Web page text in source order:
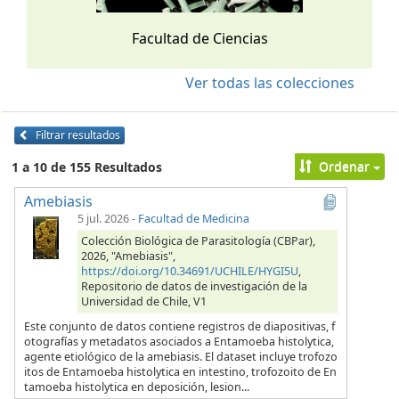
Facultad de Ciencias
Ver todas las colecciones
Filtrar resultados
1 a 10 de 155 Resultados Ordenar
Amebiasis
5 jul. 2026- Facultad de Medicina
Colección Biológica de Parasitología (CBPar),
2026, "Amebiasis",
https://doi.org/10.34691/UCHILE/HYGI5U,
Repositorio de datos de investigación de la
Universidad de Chile, V1
Este conjunto de datos contiene registros de diapositivas, f
otografías y metadatos asociados a Entamoeba histolytica,
agente etiológico de la amebiasis. El dataset incluye trofozo
itos de Entamoeba histolytica en intestino, trofozoito de En
tamoeba histolytica en deposición, lesion...